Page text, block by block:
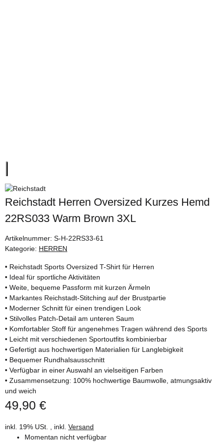
Reichstadt Herren Oversized Kurzes Hemd
22RS033 Warm Brown 3XL
Artikelnummer: S-H-22RS33-61
Kategorie: HERREN
• Reichstadt Sports Oversized T-Shirt für Herren
• Ideal für sportliche Aktivitäten
• Weite, bequeme Passform mit kurzen Ärmeln
• Markantes Reichstadt-Stitching auf der Brustpartie
• Moderner Schnitt für einen trendigen Look
• Stilvolles Patch-Detail am unteren Saum
• Komfortabler Stoff für angenehmes Tragen während des Sports
• Leicht mit verschiedenen Sportoutfits kombinierbar
• Gefertigt aus hochwertigen Materialien für Langlebigkeit
• Bequemer Rundhalsausschnitt
• Verfügbar in einer Auswahl an vielseitigen Farben
• Zusammensetzung: 100% hochwertige Baumwolle, atmungsaktiv
und weich
49,90 €
inkl. 19% USt. , inkl. Versand
Momentan nicht verfügbar